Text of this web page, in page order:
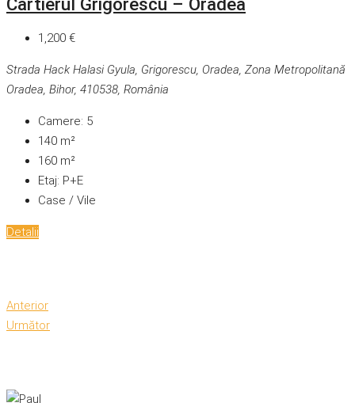
1,200 €
Strada Hack Halasi Gyula, Grigorescu, Oradea, Zona Metropolitană
Oradea, Bihor, 410538, România
Camere: 5
140 m²
160 m²
Etaj: P+E
Case / Vile
Detalii
Anterior
Următor